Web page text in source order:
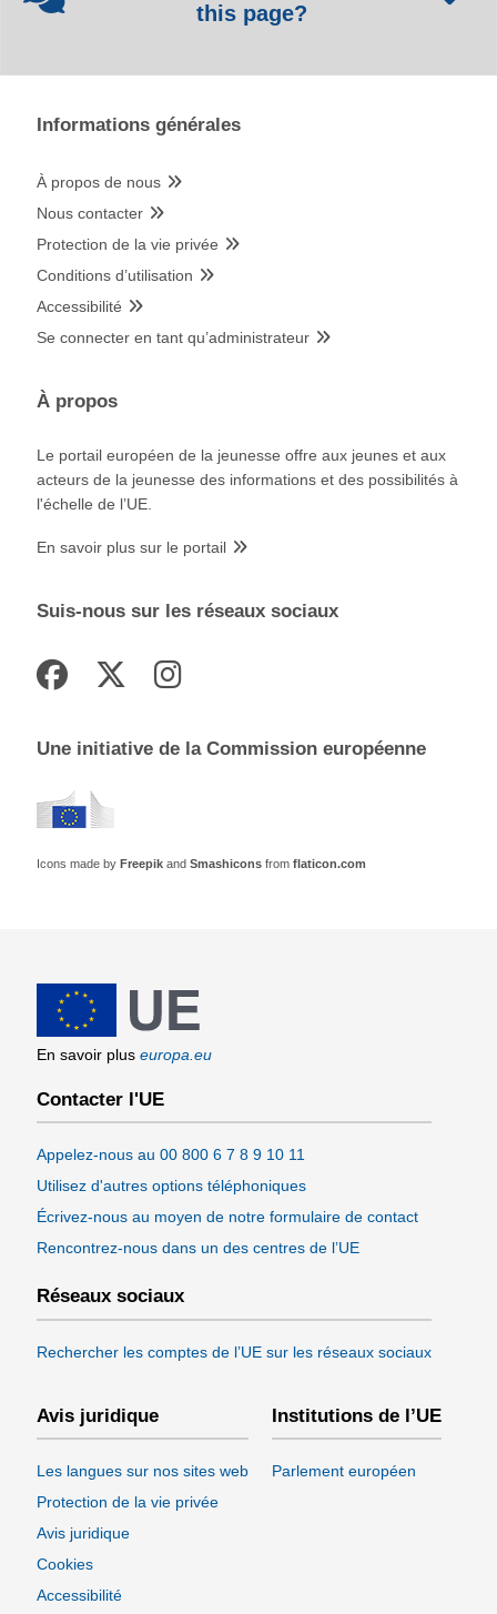
this page?
Informations générales
À propos de nous
Nous contacter
Protection de la vie privée
Conditions d’utilisation
Accessibilité
Se connecter en tant qu’administrateur
À propos
Le portail européen de la jeunesse offre aux jeunes et aux
acteurs de la jeunesse des informations et des possibilités à
l'échelle de l’UE.
En savoir plus sur le portail
Suis-nous sur les réseaux sociaux
Une initiative de la Commission européenne
Icons made by Freepikand Smashiconsfrom flaticon.com
En savoir plus europa.eu
Contacter l'UE
Appelez-nous au 00 800 6 7 8 9 10 11
Utilisez d'autres options téléphoniques
Écrivez-nous au moyen de notre formulaire de contact
Rencontrez-nous dans un des centres de l’UE
Réseaux sociaux
Rechercher les comptes de l’UE sur les réseaux sociaux
Avis juridique
Les langues sur nos sites web
Protection de la vie privée
Avis juridique
Cookies
Accessibilité
Institutions de l’UE
Parlement européen